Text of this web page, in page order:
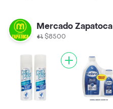
Mercado Zapatoca
$8500